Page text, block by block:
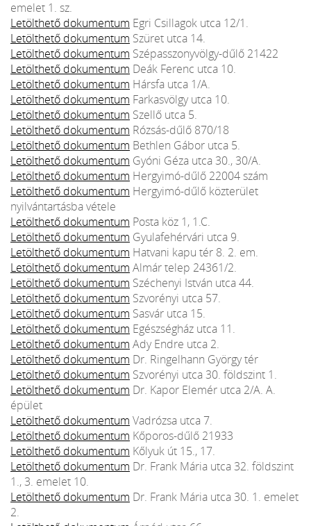
emelet 1. sz.
Letölthető dokumentum Egri Csillagok utca 12/1.
Letölthető dokumentum Szüret utca 14.
Letölthető dokumentum Szépasszonyvölgy-dűlő 21422
Letölthető dokumentum Deák Ferenc utca 10.
Letölthető dokumentum Hársfa utca 1/A.
Letölthető dokumentum Farkasvölgy utca 10.
Letölthető dokumentum Szellő utca 5.
Letölthető dokumentum Rózsás-dűlő 870/18
Letölthető dokumentum Bethlen Gábor utca 5.
Letölthető dokumentum Gyóni Géza utca 30., 30/A.
Letölthető dokumentum Hergyimó-dűlő 22004 szám
Letölthető dokumentum Hergyimó-dűlő közterület
nyilvántartásba vétele
Letölthető dokumentum Posta köz 1, 1.C.
Letölthető dokumentum Gyulafehérvári utca 9.
Letölthető dokumentum Hatvani kapu tér 8. 2. em.
Letölthető dokumentum Almár telep 24361/2.
Letölthető dokumentum Széchenyi István utca 44.
Letölthető dokumentum Szvorényi utca 57.
Letölthető dokumentum Sasvár utca 15.
Letölthető dokumentum Egészségház utca 11.
Letölthető dokumentum Ady Endre utca 2.
Letölthető dokumentum Dr. Ringelhann György tér
Letölthető dokumentum Szvorényi utca 30. földszint 1.
Letölthető dokumentum Dr. Kapor Elemér utca 2/A. A.
épület
Letölthető dokumentum Vadrózsa utca 7.
Letölthető dokumentum Kőporos-dűlő 21933
Letölthető dokumentum Kőlyuk út 15., 17.
Letölthető dokumentum Dr. Frank Mária utca 32. földszint
1., 3. emelet 10.
Letölthető dokumentum Dr. Frank Mária utca 30. 1. emelet
2.